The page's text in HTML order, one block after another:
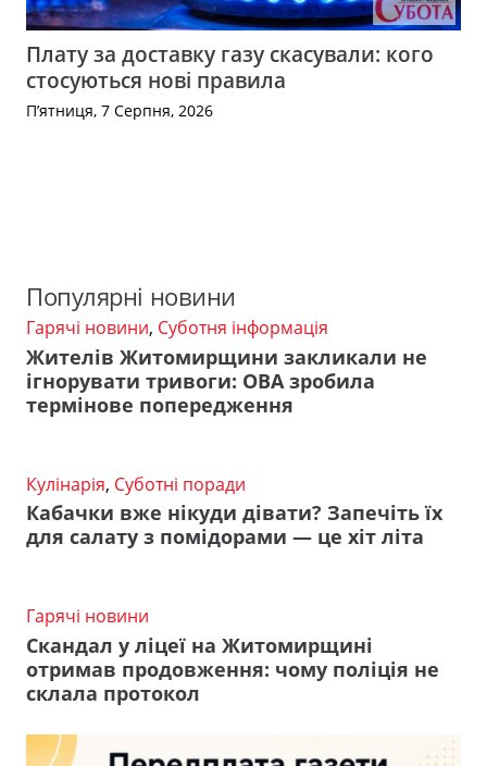
Плату за доставку газу скасували: кого
стосуються нові правила
П’ятниця, 7 Серпня, 2026
Популярні новини
Гарячі новини, Суботня інформація
Жителів Житомирщини закликали не
ігнорувати тривоги: ОВА зробила
термінове попередження
Кулінарія, Суботні поради
Кабачки вже нікуди дівати? Запечіть їх
для салату з помідорами — це хіт літа
Гарячі новини
Скандал у ліцеї на Житомирщині
отримав продовження: чому поліція не
склала протокол